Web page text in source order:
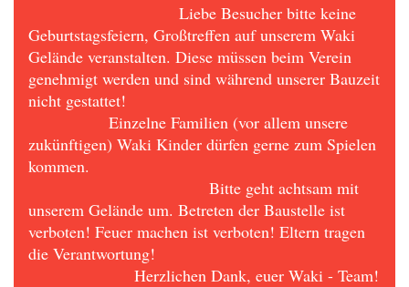
Liebe Besucher bitte keine
Geburtstagsfeiern, Großtreffen auf unserem Waki
Gelände veranstalten. Diese müssen beim Verein
genehmigt werden und sind während unserer Bauzeit
nicht gestattet!
Einzelne Familien (vor allem unsere
zukünftigen) Waki Kinder dürfen gerne zum Spielen
kommen.
Bitte geht achtsam mit
unserem Gelände um. Betreten der Baustelle ist
verboten! Feuer machen ist verboten! Eltern tragen
die Verantwortung!
Herzlichen Dank, euer Waki - Team!